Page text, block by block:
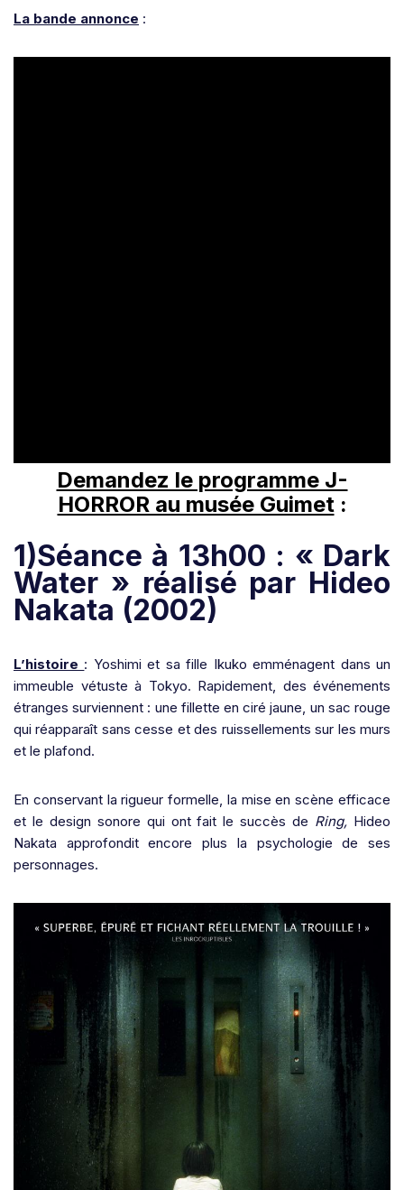
La bande annonce :
Demandez le programme J-
HORROR au musée Guimet:
1)Séance à 13h00 : « Dark
Water » réalisé par Hideo
Nakata (2002)
L’histoire : Yoshimi et sa fille Ikuko emménagent dans un
immeuble vétuste à Tokyo. Rapidement, des événements
étranges surviennent : une fillette en ciré jaune, un sac rouge
qui réapparaît sans cesse et des ruissellements sur les murs
et le plafond.
En conservant la rigueur formelle, la mise en scène efficace
et le design sonore qui ont fait le succès de Ring, Hideo
Nakata approfondit encore plus la psychologie de ses
personnages.